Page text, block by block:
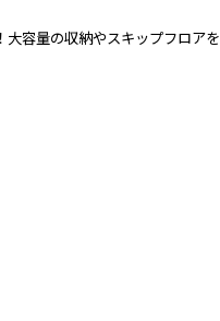
大容量の収納やスキップフロアを